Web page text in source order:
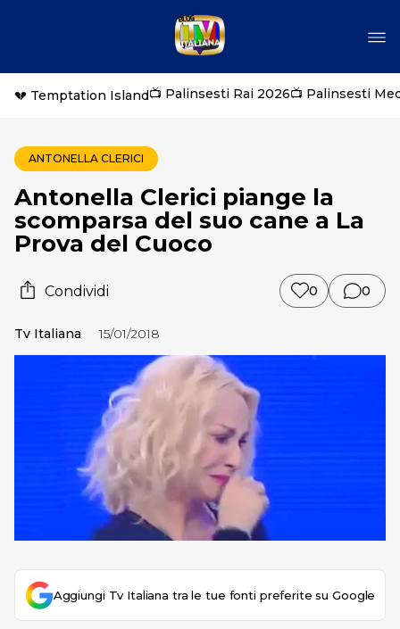
💔 Temptation Island📺 Palinsesti Rai 2026📺 Palinsesti
ANTONELLA CLERICI
Antonella Clerici piange la
scomparsa del suo cane a La
Prova del Cuoco
Condividi 0 0
Tv Italiana 15/01/2018
Aggiungi Tv Italiana tra le tue fonti preferite su Google